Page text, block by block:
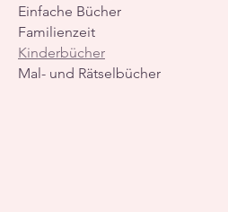
Einfache Bücher
Familienzeit
Kinderbücher
Mal- und Rätselbücher